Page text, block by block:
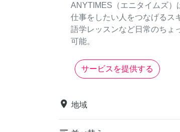
ANYTIMES（エニタイムズ）
仕事をしたい人をつなげるス
語学レッスンなど日常のちょ
可能。
サービスを提供する
place 地域